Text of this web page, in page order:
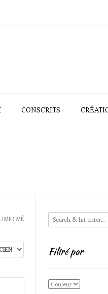
CONSCRITS
Filtré par